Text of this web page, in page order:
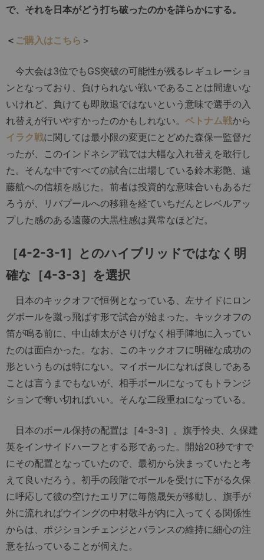
で、それを日本がどう打ち破ったのかを詳らかにする。
＜ ご購入はこちら ＞
今大会は3位でもGS突破の可能性が残るレギュレーショ
ンとなっており、負けられない戦いであることは間違いな
いけれど、負けても即敗退ではないという意味で選手の入
れ替えが行いやすかったのかもしれない。 ベトナム戦から
イラク戦に関しては最小限の変更にとどめた森保一監督だ
ったが、このインドネシア戦では大幅な入れ替えを敢行し
た。そんな中ですべての試合に出場している鈴木彩艶、遠
藤航への信頼を感じた。前者は投資的な意味合いもあるだ
ろうが、リバプールへの移籍を経ていちだんとレベルアッ
プした感のある遠藤の大黒柱感は異常なほどだ。
［4-2-3-1］とのハイブリッドではなく明
確な［4-3-3］を選択
日本のキックオフで恒例となっている、左サイドにロン
グボールを蹴っ飛ばす形で試合が始まった。キックオフの
笛が鳴る前に、中山雄太がさりげなく相手陣地に入ってい
たのは面白かった。なお、このキックオフに明確な成功の
形というものは特にない。マイボールになれば良しである
ことは言うまでもないが、相手ボールになってもトランジ
ションで奪い切ればいい。そんな二段重ねになっている。
日本のボール保持の配置は［4-3-3］。旗手怜央、久保建
英をインサイドハーフとする形であった。開始20秒ですで
にその配置となっていたので、最初から決まっていたと考
えて良いだろう。初手の段階でボールを受けに下がる久保
に呼応して彼の空けたエリアに毎熊晟矢が移動し、旗手が
外に流れればウイングの中村敬斗が内に入ってくる関係性
からは、ポジションチェンジとバランスの維持に細心の注
意を払っていることが伺えた。